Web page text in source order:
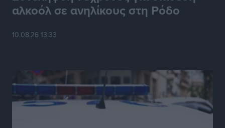
αλκοόλ σε ανηλίκους στη Ρόδο
10.08.26 13:33